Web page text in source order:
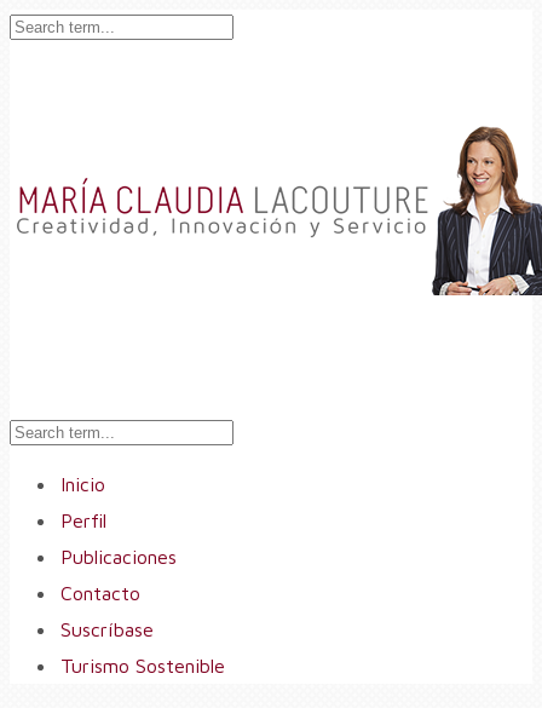
Inicio
Perfil
Publicaciones
Contacto
Suscríbase
Turismo Sostenible